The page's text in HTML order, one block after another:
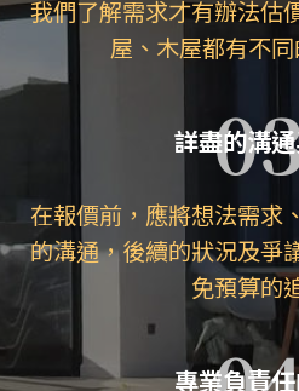
我們了解需求才有辦法估
屋、木屋都有不
詳盡的溝
在報價前，應將想法需求
的溝通，後續的狀況及爭
免預算的
專業負責